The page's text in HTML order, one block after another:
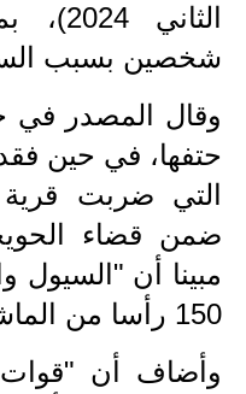
شخصين بسبب
وقال المصدر في
حتفها، في حين
التي ضربت قرية
ضمن قضاء
مبينا أن
150 رأسا من الماشية".
وأضاف أن "قوات